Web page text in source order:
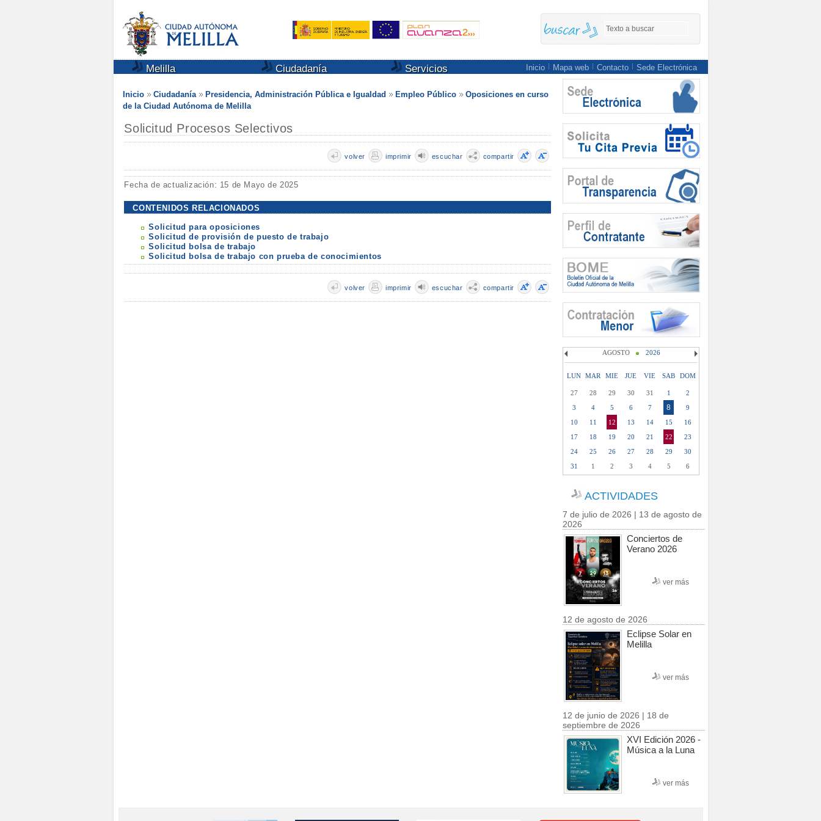
Melilla Ciudadanía Servicios Inicio Mapa web Contacto Sede Electrónica
Inicio Ciudadanía Presidencia, Administración Pública e Igualdad Empleo Público
Oposiciones en curso
de la Ciudad Autónoma de Melilla
Solicitud Procesos Selectivos
compartir
escuchar
imprimir
volver
Fecha de actualización: 15 de Mayo de 2025
CONTENIDOS RELACIONADOS
Solicitud para oposiciones
Solicitud de provisión de puesto de trabajo
Solicitud bolsa de trabajo
Solicitud bolsa de trabajo con prueba de conocimientos
compartir
escuchar
imprimir
volver
AGOSTO 2026
LUN MAR MIE JUE VIE SAB DOM
27 28 29 30 31 1
2
3
4 5 6 7 8
9
10
11 12 13 14 15
16
17
18 19 20 21 22
23
24
25 26 27 28 29
30
31
1 2 3 4 5 6
ACTIVIDADES
7 de julio de 2026 | 13 de agosto de
2026
Conciertos de
Verano 2026
ver más
12 de agosto de 2026
Eclipse Solar en
Melilla
ver más
12 de junio de 2026 | 18 de
septiembre de 2026
XVI Edición 2026 -
Música a la Luna
ver más